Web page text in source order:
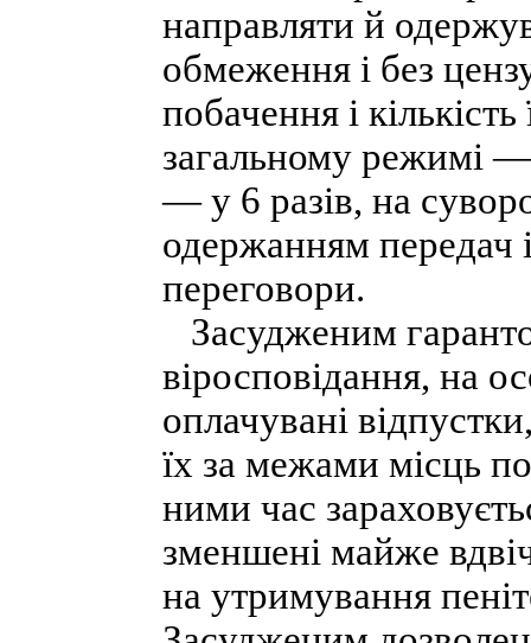
направляти й
обмеження і без
побачення і
загальному режимі
— у 6 разів, на
одержанням передач
переговори.
Засудженим
віросповідання, на
оплачувані
їх за межами місць
ними час
зменшені майже
на утримування